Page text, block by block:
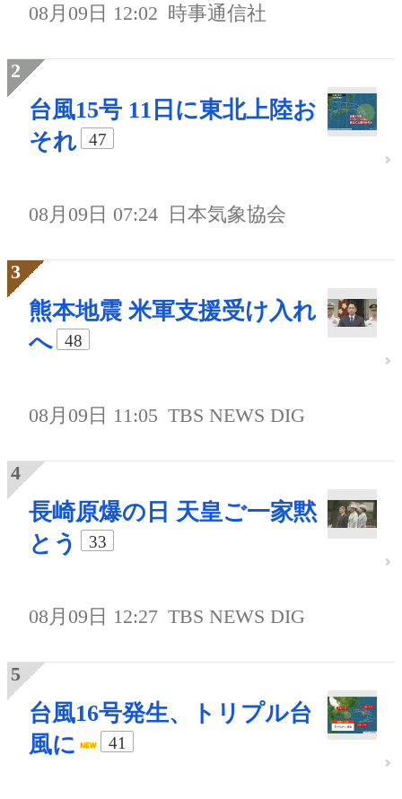
08月09日 12:02 時事通信社
台風15号 11日に東北上陸お
それ
47
08月09日 07:24 日本気象協会
熊本地震 米軍支援受け入れ
へ
48
08月09日 11:05 TBS NEWS DIG
長崎原爆の日 天皇ご一家黙
とう
33
08月09日 12:27 TBS NEWS DIG
台風16号発生、トリプル台
風に
41